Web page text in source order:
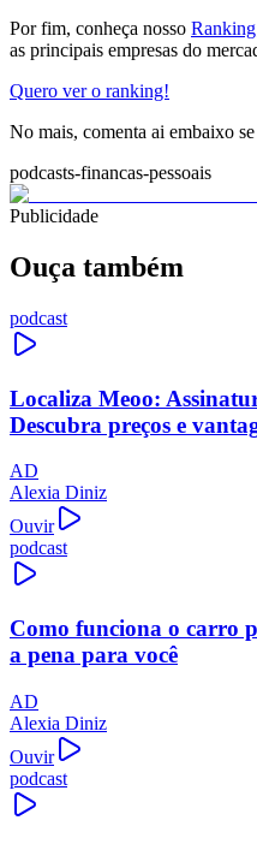
Por fim, conheça nosso
as principais empresas do
Quero ver o ranking!
No mais, comenta ai embaixo
podcasts-financas-pessoais
Publicidade
Ouça também
podcast
Localiza Meoo:
Descubra preços e
AD
Alexia Diniz
Ouvir
podcast
Como funciona o carro
a pena para você
AD
Alexia Diniz
Ouvir
podcast